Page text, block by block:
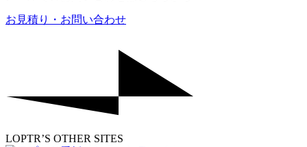
お見積り・お問い合わせ
LOPTR’S OTHER SITES